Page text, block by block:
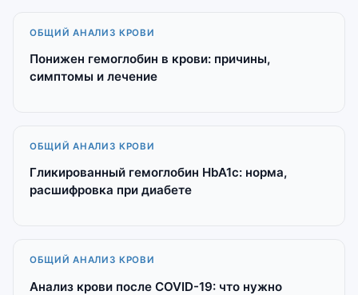
ОБЩИЙ АНАЛИЗ КРОВИ
Понижен гемоглобин в крови: причины,
симптомы и лечение
ОБЩИЙ АНАЛИЗ КРОВИ
Гликированный гемоглобин HbA1c: норма,
расшифровка при диабете
ОБЩИЙ АНАЛИЗ КРОВИ
Анализ крови после COVID-19: что нужно